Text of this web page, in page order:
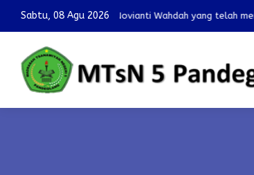
Sabtu, 08 Agu 2026
yang telah meraih Rangking Pertama Mapel IPS